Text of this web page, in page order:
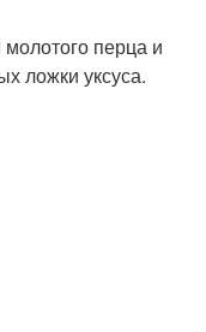
перца и
ложки уксуса.